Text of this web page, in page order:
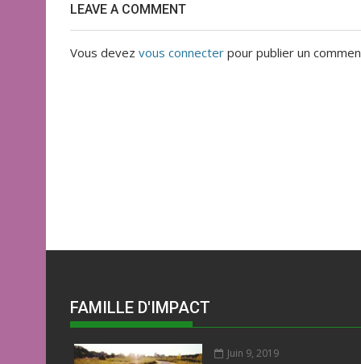
LEAVE A COMMENT
Vous devez vous connecter pour publier un
FAMILLE D'IMPACT
Juin 9, 2019